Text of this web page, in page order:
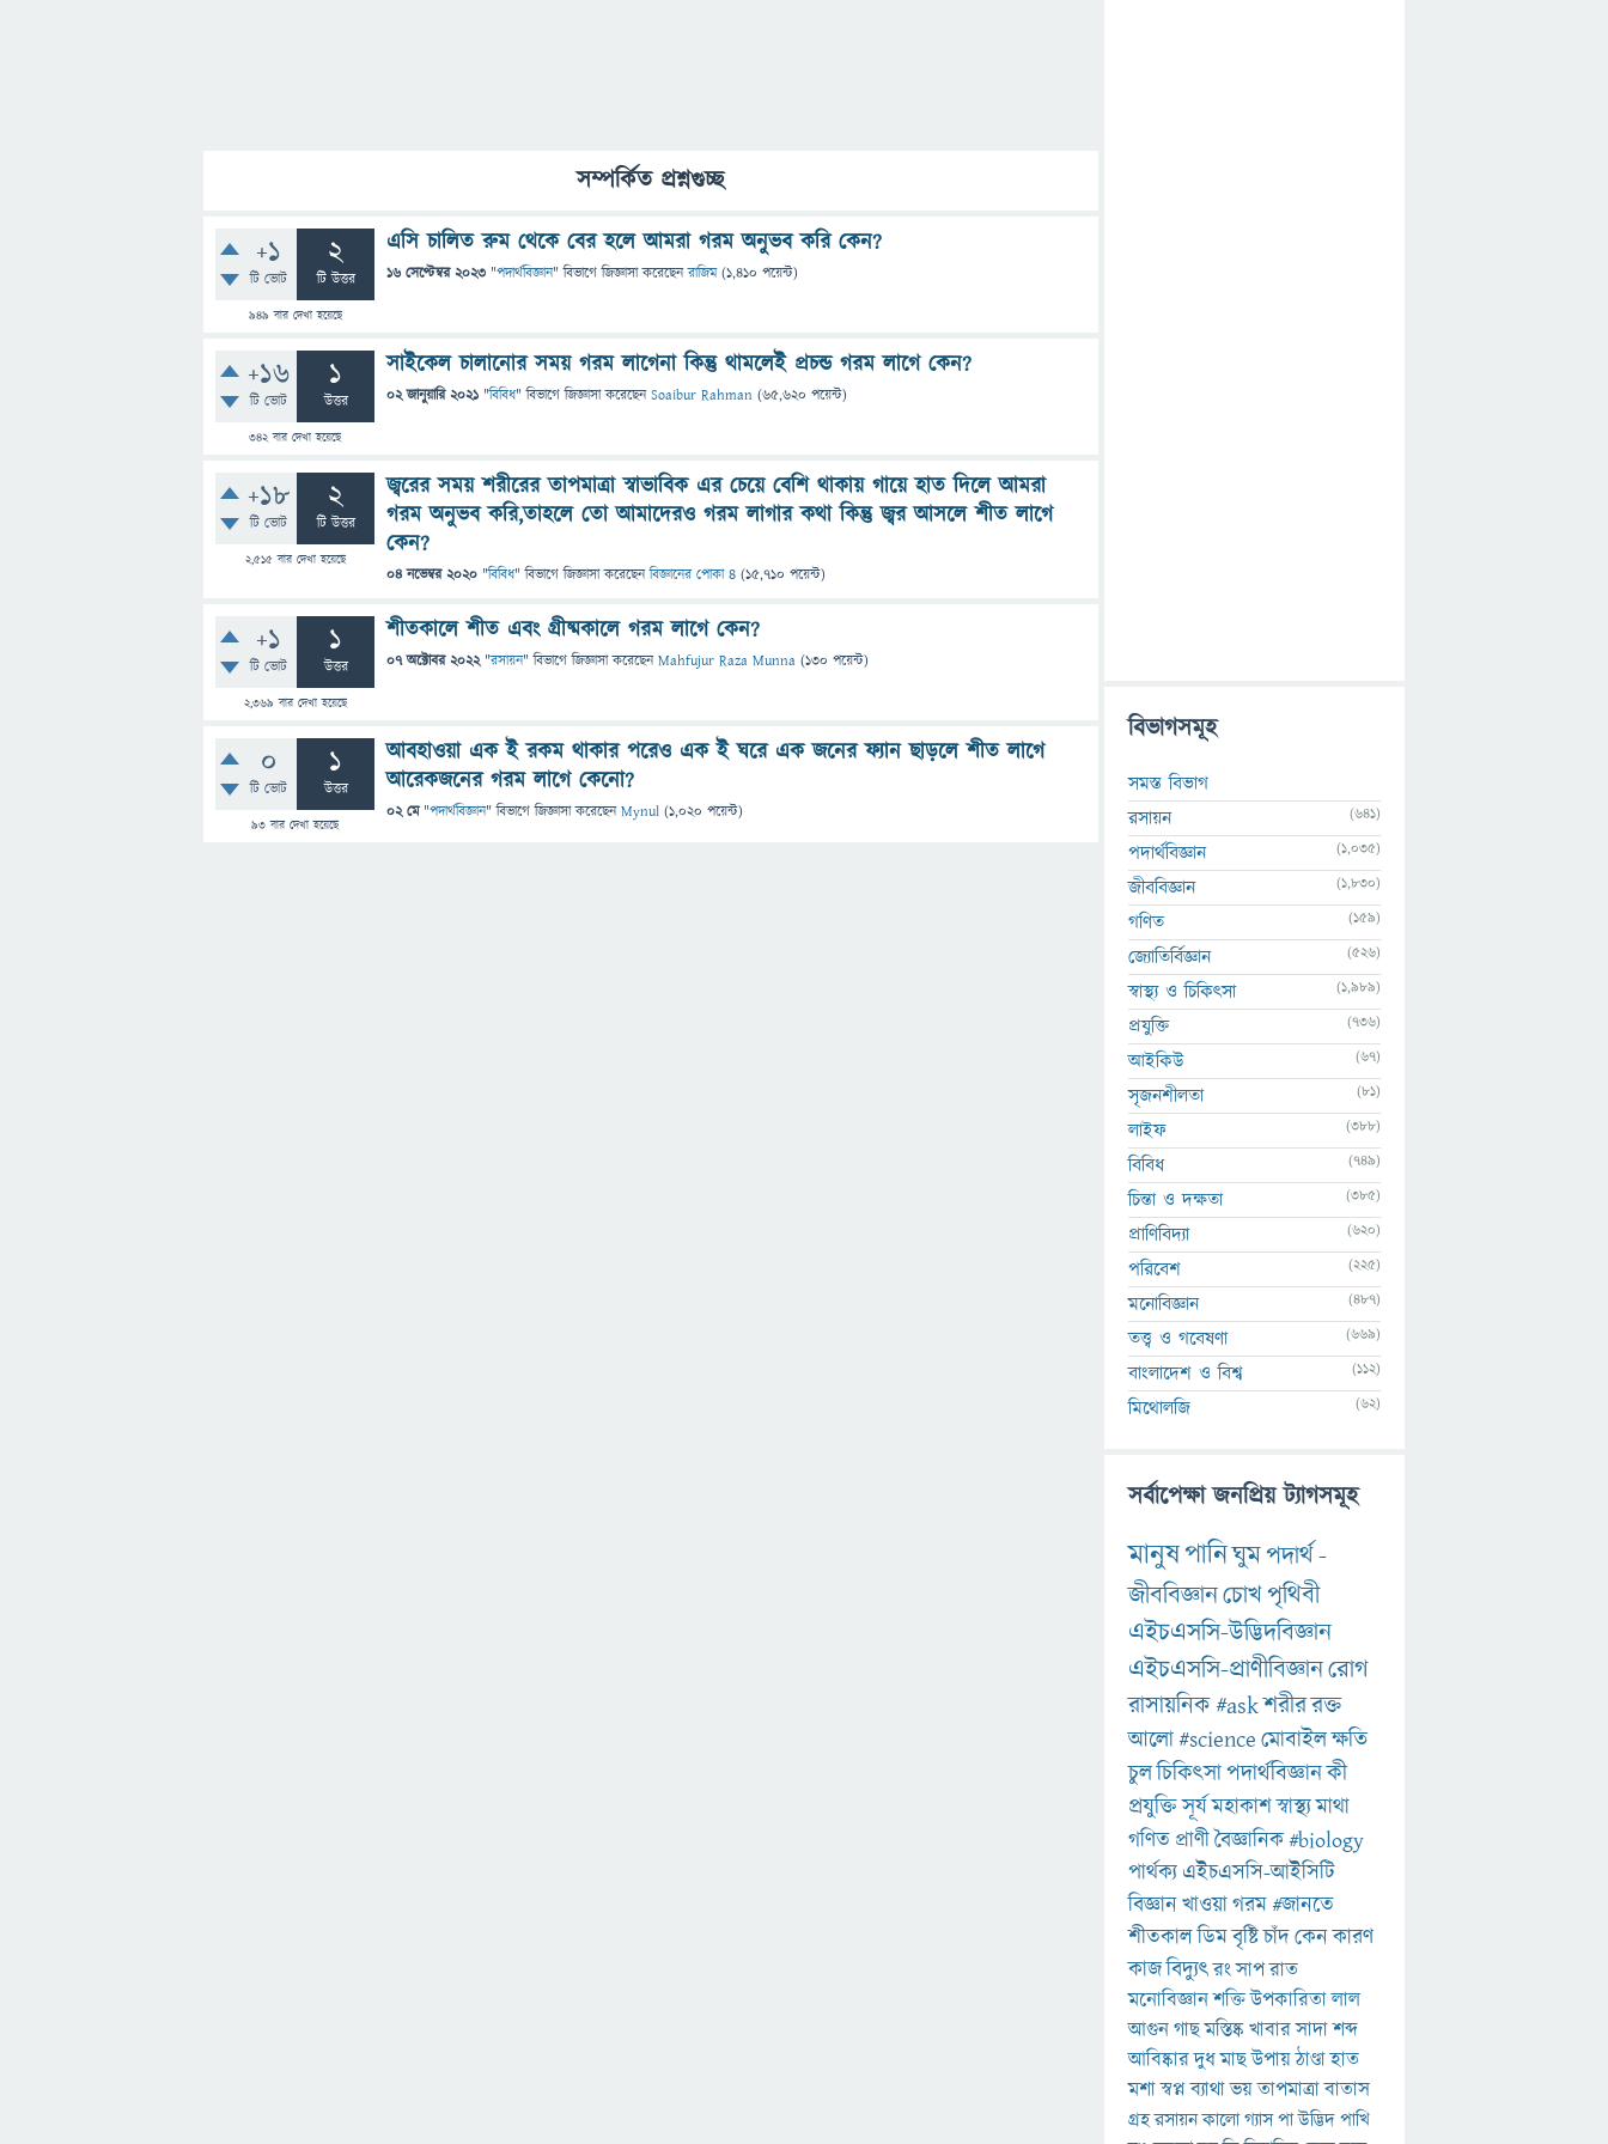
সম্পর্কিত প্রশ্নগুচ্ছ
+1
টি ভোট
2
টি উত্তর
949 বার দেখা হয়েছে
এসি চালিত রুম থেকে বের হলে আমরা গরম অনুভব করি কেন?
16 সেপ্টেম্বর 2023 "পদার্থবিজ্ঞান" বিভাগে জিজ্ঞাসাকরেছেনরাজিম (1,410 পয়েন্ট)
+16
টি ভোট
1
উত্তর
342 বার দেখা হয়েছে
সাইকেল চালানোর সময় গরম লাগেনা কিন্তু থামলেই প্রচন্ড গরম লাগে কেন?
02 জানুয়ারি 2021 "বিবিধ" বিভাগে জিজ্ঞাসাকরেছেনSoaibur Rahman (65,620 পয়েন্ট)
+18
টি ভোট
2
টি উত্তর
2,515বার দেখা হয়েছে
জ্বরের সময় শরীরের তাপমাত্রা স্বাভাবিক এর চেয়ে বেশি থাকায় গায়ে হাত দিলে আমরা
গরম অনুভব করি,তাহলে তো আমাদেরও গরম লাগার কথা কিন্তু জ্বর আসলে শীত লাগে
কেন?
04 নভেম্বর 2020 "বিবিধ" বিভাগে জিজ্ঞাসাকরেছেনবিজ্ঞানের পোকা ৪ (15,710 পয়েন্ট)
+1
টি ভোট
1
উত্তর
2,369 বার দেখা হয়েছে
শীতকালে শীত এবং গ্রীষ্মকালে গরম লাগে কেন?
07 অক্টোবর 2022 "রসায়ন" বিভাগে জিজ্ঞাসাকরেছেনMahfujur Raza Munna (130 পয়েন্ট)
0
টি ভোট
1
উত্তর
93 বার দেখা হয়েছে
আবহাওয়া এক ই রকম থাকার পরেও এক ই ঘরে এক জনের ফ্যান ছাড়লে শীত লাগে
আরেকজনের গরম লাগে কেনো?
02 মে "পদার্থবিজ্ঞান" বিভাগে জিজ্ঞাসাকরেছেনMynul (1,020 পয়েন্ট)
বিভাগসমূহ
সমস্ত বিভাগ
রসায়ন
(641)
পদার্থবিজ্ঞান (1,035)
জীববিজ্ঞান (1,830)
গণিত (159)
জ্যোতির্বিজ্ঞান (526)
স্বাস্থ্য ও চিকিৎসা (1,989)
প্রযুক্তি (736)
আইকিউ (67)
সৃজনশীলতা (81)
লাইফ (388)
বিবিধ (749)
চিন্তা ও দক্ষতা (385)
প্রাণিবিদ্যা (620)
পরিবেশ (225)
মনোবিজ্ঞান (487)
তত্ত্ব ও গবেষণা (669)
বাংলাদেশ ও বিশ্ব (112)
মিথোলজি (62)
সর্বাপেক্ষা জনপ্রিয় ট্যাগসমূহ
মানুষপানিঘুমপদার্থ-
জীববিজ্ঞানচোখপৃথিবী
এইচএসসি-উদ্ভিদবিজ্ঞান
এইচএসসি-প্রাণীবিজ্ঞানরোগ
রাসায়নিক#askশরীররক্ত
আলো#scienceমোবাইলক্ষতি
চুলচিকিৎসাপদার্থবিজ্ঞানকী
প্রযুক্তিসূর্যমহাকাশস্বাস্থ্যমাথা
গণিত প্রাণীবৈজ্ঞানিক#biology
পার্থক্য এইচএসসি-আইসিটি
বিজ্ঞানখাওয়াগরম#জানতে
শীতকালডিমবৃষ্টিচাঁদকেনকারণ
কাজবিদ্যুৎরংসাপরাত
মনোবিজ্ঞানশক্তিউপকারিতালাল
আগুনগাছমস্তিষ্কখাবারসাদাশব্দ
আবিষ্কারদুধমাছউপায়ঠাণ্ডাহাত
মশাস্বপ্নব্যাথাভয়তাপমাত্রাবাতাস
গ্রহরসায়নকালোগ্যাসপাউদ্ভিদপাখি